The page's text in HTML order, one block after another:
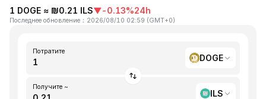
1 DOGE ≈ ₪0.21 ILS▼-0.13%24h
Последнее обновление ： 2026/08/10 02:59 (GMT+0)
Потратите
DOGE
Получите ~
ILS